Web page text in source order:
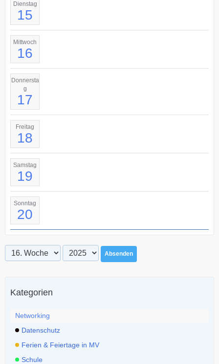
Dienstag
15
Mittwoch
16
Donnersta
g
17
Freitag
18
Samstag
19
Sonntag
20
Absenden
Kategorien
Networking
Datenschutz
Ferien & Feiertage in MV
Schule